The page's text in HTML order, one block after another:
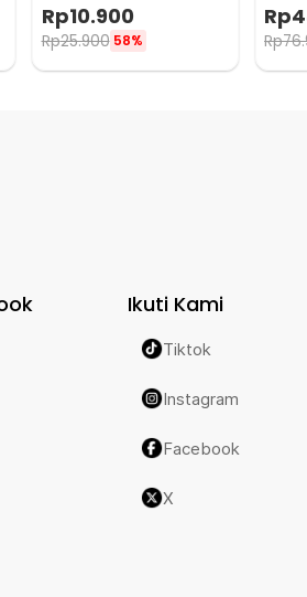
Rp10.900
Rp25.900 58%
Rp
Rp
Ikuti Kami
Tiktok
Instagram
Facebook
X